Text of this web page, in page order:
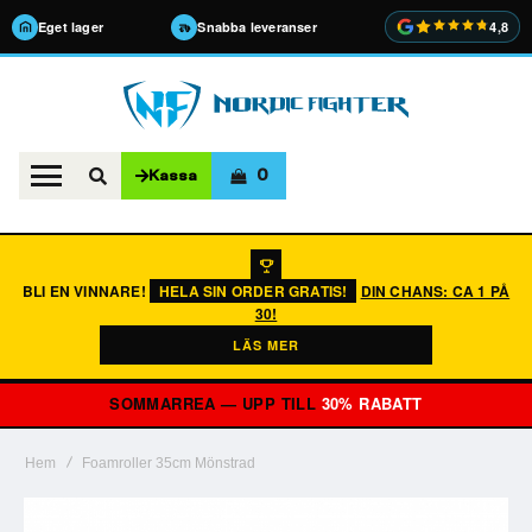
Eget lager Snabba leveranser 4,8
Kassa 0
BLI EN VINNARE! HELA SIN ORDER GRATIS!
DIN CHANS: CA 1 PÅ
30!
LÄS MER
SOMMARREA — UPP TILL 30% RABATT
Hem Foamroller 35cm Mönstrad